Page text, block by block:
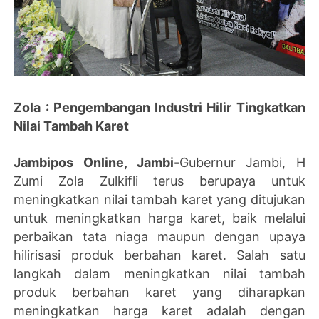
Zola : Pengembangan Industri Hilir Tingkatkan
Nilai Tambah Karet
Jambipos Online, Jambi-Gubernur Jambi, H
Zumi Zola Zulkifli terus berupaya untuk
meningkatkan nilai tambah karet yang ditujukan
untuk meningkatkan harga karet, baik melalui
perbaikan tata niaga maupun dengan upaya
hilirisasi produk berbahan karet. Salah satu
langkah dalam meningkatkan nilai tambah
produk berbahan karet yang diharapkan
meningkatkan harga karet adalah dengan